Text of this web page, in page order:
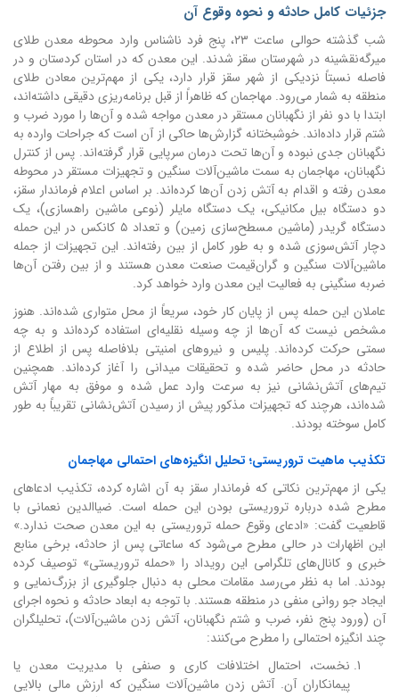
جزئیات کامل حادثه و نحوه وقوع آن
شب گذشته حوالی ساعت ۲۳، پنج فرد ناشناس وارد محوطه معدن طلای
میرگه‌نقشینه در شهرستان سقز شدند. این معدن که در استان کردستان و در
فاصله نسبتاً نزدیکی از شهر سقز قرار دارد، یکی از مهم‌ترین معادن طلای
منطقه به شمار می‌رود. مهاجمان که ظاهراً از قبل برنامه‌ریزی دقیقی داشته‌اند،
ابتدا با دو نفر از نگهبانان مستقر در معدن مواجه شده و آن‌ها را مورد ضرب و
شتم قرار داده‌اند. خوشبختانه گزارش‌ها حاکی از آن است که جراحات وارده به
نگهبانان جدی نبوده و آن‌ها تحت درمان سرپایی قرار گرفته‌اند. پس از کنترل
نگهبانان، مهاجمان به سمت ماشین‌آلات سنگین و تجهیزات مستقر در محوطه
معدن رفته و اقدام به آتش زدن آن‌ها کرده‌اند. بر اساس اعلام فرماندار سقز،
دو دستگاه بیل مکانیکی، یک دستگاه مایلر (نوعی ماشین راهسازی)، یک
دستگاه گریدر (ماشین مسطح‌سازی زمین) و تعداد ۵ کانکس در این حمله
دچار آتش‌سوزی شده و به طور کامل از بین رفته‌اند. این تجهیزات از جمله
ماشین‌آلات سنگین و گران‌قیمت صنعت معدن هستند و از بین رفتن آن‌ها
ضربه سنگینی به فعالیت این معدن وارد خواهد کرد.
عاملان این حمله پس از پایان کار خود، سریعاً از محل متواری شده‌اند. هنوز
مشخص نیست که آن‌ها از چه وسیله نقلیه‌ای استفاده کرده‌اند و به چه
سمتی حرکت کرده‌اند. پلیس و نیروهای امنیتی بلافاصله پس از اطلاع از
حادثه در محل حاضر شده و تحقیقات میدانی را آغاز کرده‌اند. همچنین
تیم‌های آتش‌نشانی نیز به سرعت وارد عمل شده و موفق به مهار آتش
شده‌اند، هرچند که تجهیزات مذکور پیش از رسیدن آتش‌نشانی تقریباً به طور
کامل سوخته بودند.
تکذیب ماهیت تروریستی؛ تحلیل انگیزه‌های احتمالی مهاجمان
یکی از مهم‌ترین نکاتی که فرماندار سقز به آن اشاره کرده، تکذیب ادعاهای
مطرح شده درباره تروریستی بودن این حمله است. ضیاالدین نعمانی با
قاطعیت گفت: «ادعای وقوع حمله تروریستی به این معدن صحت ندارد.»
این اظهارات در حالی مطرح می‌شود که ساعاتی پس از حادثه، برخی منابع
خبری و کانال‌های تلگرامی این رویداد را «حمله تروریستی» توصیف کرده
بودند. اما به نظر می‌رسد مقامات محلی به دنبال جلوگیری از بزرگ‌نمایی و
ایجاد جو روانی منفی در منطقه هستند. با توجه به ابعاد حادثه و نحوه اجرای
آن (ورود پنج نفر، ضرب و شتم نگهبانان، آتش زدن ماشین‌آلات)، تحلیلگران
چند انگیزه احتمالی را مطرح می‌کنند:
نخست، احتمال اختلافات کاری و صنفی با مدیریت معدن یا
پیمانکاران آن. آتش زدن ماشین‌آلات سنگین که ارزش مالی بالایی